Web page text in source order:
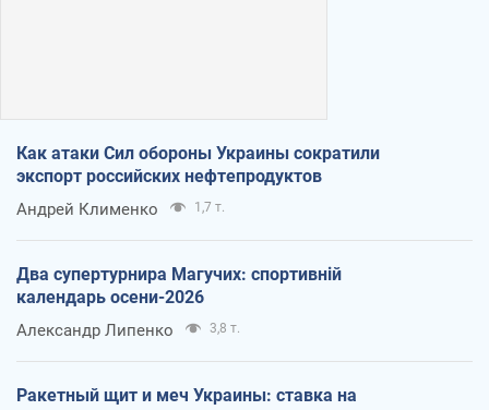
Как атаки Сил обороны Украины сократили
экспорт российских нефтепродуктов
Андрей Клименко 1,7 т.
Два супертурнира Магучих: спортивній
календарь осени-2026
Александр Липенко 3,8 т.
Ракетный щит и меч Украины: ставка на